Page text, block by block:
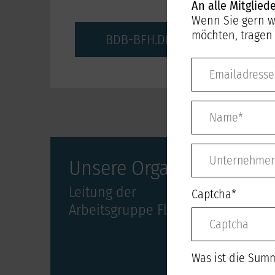
BDB-BFH.DE
Unsere Organisation
Leitung der
Arbeitsgruppe Fliese
An alle
Wenn Sie gern
möchten,
Pflichtfeld
Captcha*
Was ist die